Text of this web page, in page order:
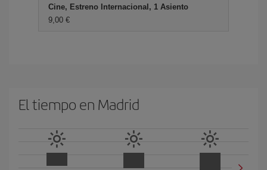
Cine, Estreno Internacional, 1 Asiento
9,00 €
El tiempo en Madrid